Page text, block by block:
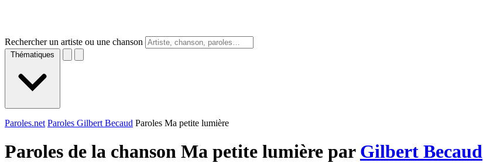
Rechercher un artiste ou une chanson
Thématiques
Paroles.net Paroles Gilbert Becaud Paroles Ma petite lumière
Paroles de la chanson Ma petite lumière par Gilbert Becaud